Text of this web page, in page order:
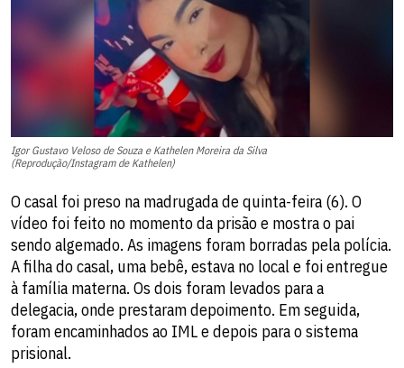
Igor Gustavo Veloso de Souza e Kathelen Moreira da Silva
(Reprodução/Instagram de Kathelen)
O casal foi preso na madrugada de quinta-feira (6). O
vídeo foi feito no momento da prisão e mostra o pai
sendo algemado. As imagens foram borradas pela polícia.
A filha do casal, uma bebê, estava no local e foi entregue
à família materna. Os dois foram levados para a
delegacia, onde prestaram depoimento. Em seguida,
foram encaminhados ao IML e depois para o sistema
prisional.